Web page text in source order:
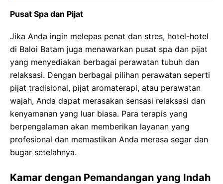
Pusat Spa dan Pijat
Jika Anda ingin melepas penat dan stres, hotel-hotel
di Baloi Batam juga menawarkan pusat spa dan pijat
yang menyediakan berbagai perawatan tubuh dan
relaksasi. Dengan berbagai pilihan perawatan seperti
pijat tradisional, pijat aromaterapi, atau perawatan
wajah, Anda dapat merasakan sensasi relaksasi dan
kenyamanan yang luar biasa. Para terapis yang
berpengalaman akan memberikan layanan yang
profesional dan memastikan Anda merasa segar dan
bugar setelahnya.
Kamar dengan Pemandangan yang Indah